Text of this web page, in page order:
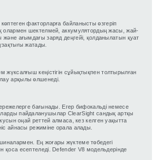
факторларға байланысты өзгеріп
олармен шектелмей, аккумулятордың жасы, жай-
және ағымдағы заряд деңгейі, қолданылатын қуат
жатады.
жүксалғыш кеңістігін сұйықтықпен толтырылған
арқылы өлшенеді.
ережелерге бағынады. Егер бифокальді немесе
пайдаланушылар ClearSight сандық артқы
оңай реттей алмаса, кез келген уақытта
айнасы режиміне орала алады.
Ең жоғары жүктеме төбедегі
қоса есептеледі. Defender V8 модельдерінде